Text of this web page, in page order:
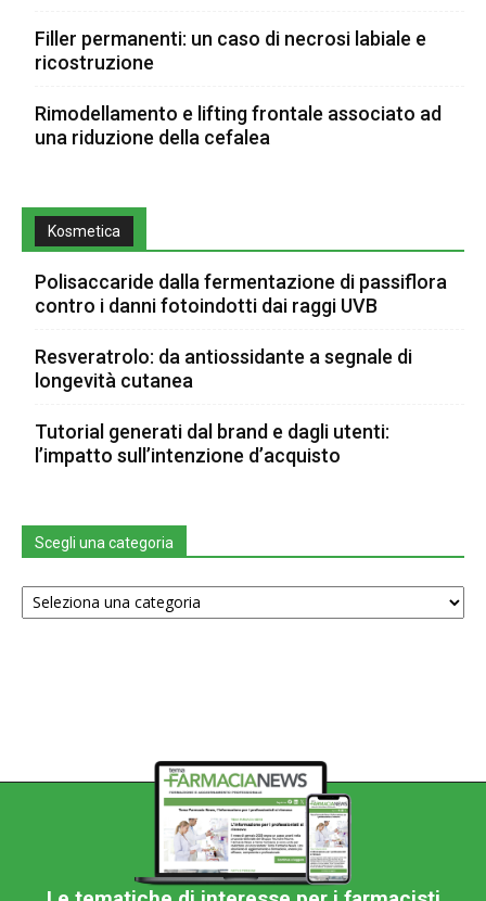
Filler permanenti: un caso di necrosi labiale e
ricostruzione
Rimodellamento e lifting frontale associato ad
una riduzione della cefalea
Kosmetica
Polisaccaride dalla fermentazione di passiflora
contro i danni fotoindotti dai raggi UVB
Resveratrolo: da antiossidante a segnale di
longevità cutanea
Tutorial generati dal brand e dagli utenti:
l’impatto sull’intenzione d’acquisto
Scegli una categoria
Scegli
una